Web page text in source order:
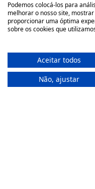
Onde Estamos
(+351) 22 200 35 45
(Chamada para rede fixa
Podemos colocá-los para
melhorar o nosso site,
proporcionar uma óptima
sobre os cookies que
Aceitar todos
Não, ajustar